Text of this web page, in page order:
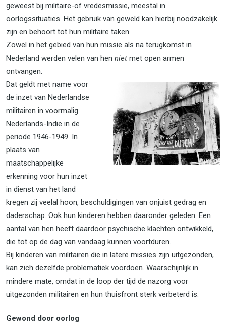
geweest bij militaire-of vredesmissie, meestal in
oorlogssituaties. Het gebruik van geweld kan hierbij noodzakelijk
zijn en behoort tot hun militaire taken.
Zowel in het gebied van hun missie als na terugkomst in
Nederland werden velen van hen niet met open armen
ontvangen.
Dat geldt met name voor
de inzet van Nederlandse
militairen in voormalig
Nederlands-Indië in de
periode 1946-1949. In
plaats van
maatschappelijke
erkenning voor hun inzet
in dienst van het land
kregen zij veelal hoon, beschuldigingen van onjuist gedrag en
daderschap. Ook hun kinderen hebben daaronder geleden. Een
aantal van hen heeft daardoor psychische klachten ontwikkeld,
die tot op de dag van vandaag kunnen voortduren.
Bij kinderen van militairen die in latere missies zijn uitgezonden,
kan zich dezelfde problematiek voordoen. Waarschijnlijk in
mindere mate, omdat in de loop der tijd de nazorg voor
uitgezonden militairen en hun thuisfront sterk verbeterd is.
Gewond door oorlog